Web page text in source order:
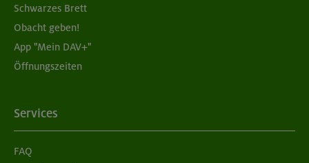
Schwarzes Brett
Obacht geben!
App "Mein DAV+"
Öffnungszeiten
Services
FAQ